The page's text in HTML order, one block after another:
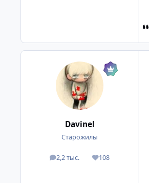
Davinel
Старожилы
2,2 тыс.
посты 108
Репутация